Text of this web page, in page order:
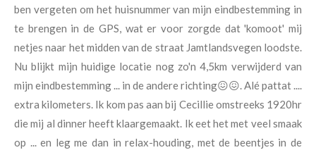
ben vergeten om het huisnummer van mijn eindbestemming in
te brengen in de GPS, wat er voor zorgde dat 'komoot' mij
netjes naar het midden van de straat Jamtlandsvegen loodste.
Nu blijkt mijn huidige locatie nog zo'n 4,5km verwijderd van
mijn eindbestemming ... in de andere richting😖😖. Alé pattat ....
extra kilometers. Ik kom pas aan bij Cecillie omstreeks 1920hr
die mij al dinner heeft klaargemaakt. Ik eet het met veel smaak
op ... en leg me dan in relax-houding, met de beentjes in de